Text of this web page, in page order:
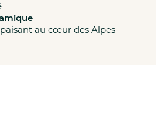
au cœur des Alpes